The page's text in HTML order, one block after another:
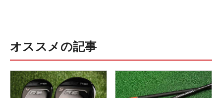
オススメの記事